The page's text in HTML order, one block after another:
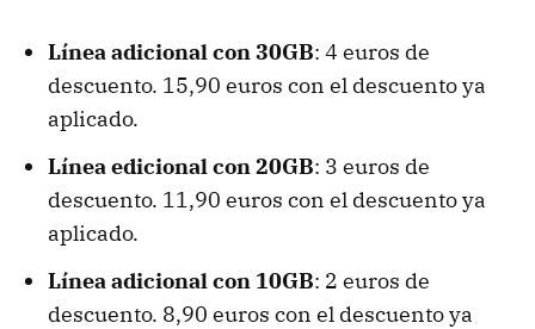
Línea adicional con 30GB: 4 euros de
descuento. 15,90 euros con el descuento ya
aplicado.
Línea edicional con 20GB: 3 euros de
descuento. 11,90 euros con el descuento ya
aplicado.
Línea adicional con 10GB: 2 euros de
descuento. 8,90 euros con el descuento ya